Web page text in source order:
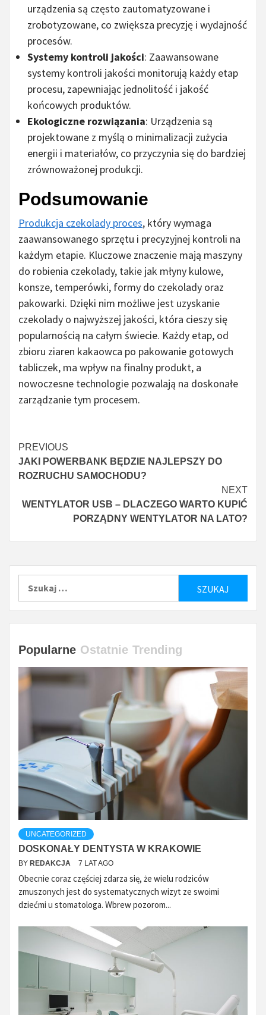
urządzenia są często zautomatyzowane i
zrobotyzowane, co zwiększa precyzję i wydajność
procesów.
Systemy kontroli jakości: Zaawansowane
systemy kontroli jakości monitorują każdy etap
procesu, zapewniając jednolitość i jakość
końcowych produktów.
Ekologiczne rozwiązania: Urządzenia są
projektowane z myślą o minimalizacji zużycia
energii i materiałów, co przyczynia się do bardziej
zrównoważonej produkcji.
Podsumowanie
Produkcja czekolady proces, który wymaga
zaawansowanego sprzętu i precyzyjnej kontroli na
każdym etapie. Kluczowe znaczenie mają maszyny
do robienia czekolady, takie jak młyny kulowe,
konsze, temperówki, formy do czekolady oraz
pakowarki. Dzięki nim możliwe jest uzyskanie
czekolady o najwyższej jakości, która cieszy się
popularnością na całym świecie. Każdy etap, od
zbioru ziaren kakaowca po pakowanie gotowych
tabliczek, ma wpływ na finalny produkt, a
nowoczesne technologie pozwalają na doskonałe
zarządzanie tym procesem.
Czytaj
więcej
PREVIOUS
JAKI POWERBANK BĘDZIE NAJLEPSZY DO
ROZRUCHU SAMOCHODU?
NEXT
WENTYLATOR USB – DLACZEGO WARTO KUPIĆ
PORZĄDNY WENTYLATOR NA LATO?
Popularne Ostatnie Trending
UNCATEGORIZED
DOSKONAŁY DENTYSTA W KRAKOWIE
BY REDAKCJA 7 LAT AGO
Obecnie coraz częściej zdarza się, że wielu rodziców
zmuszonych jest do systematycznych wizyt ze swoimi
dziećmi u stomatologa. Wbrew pozorom...